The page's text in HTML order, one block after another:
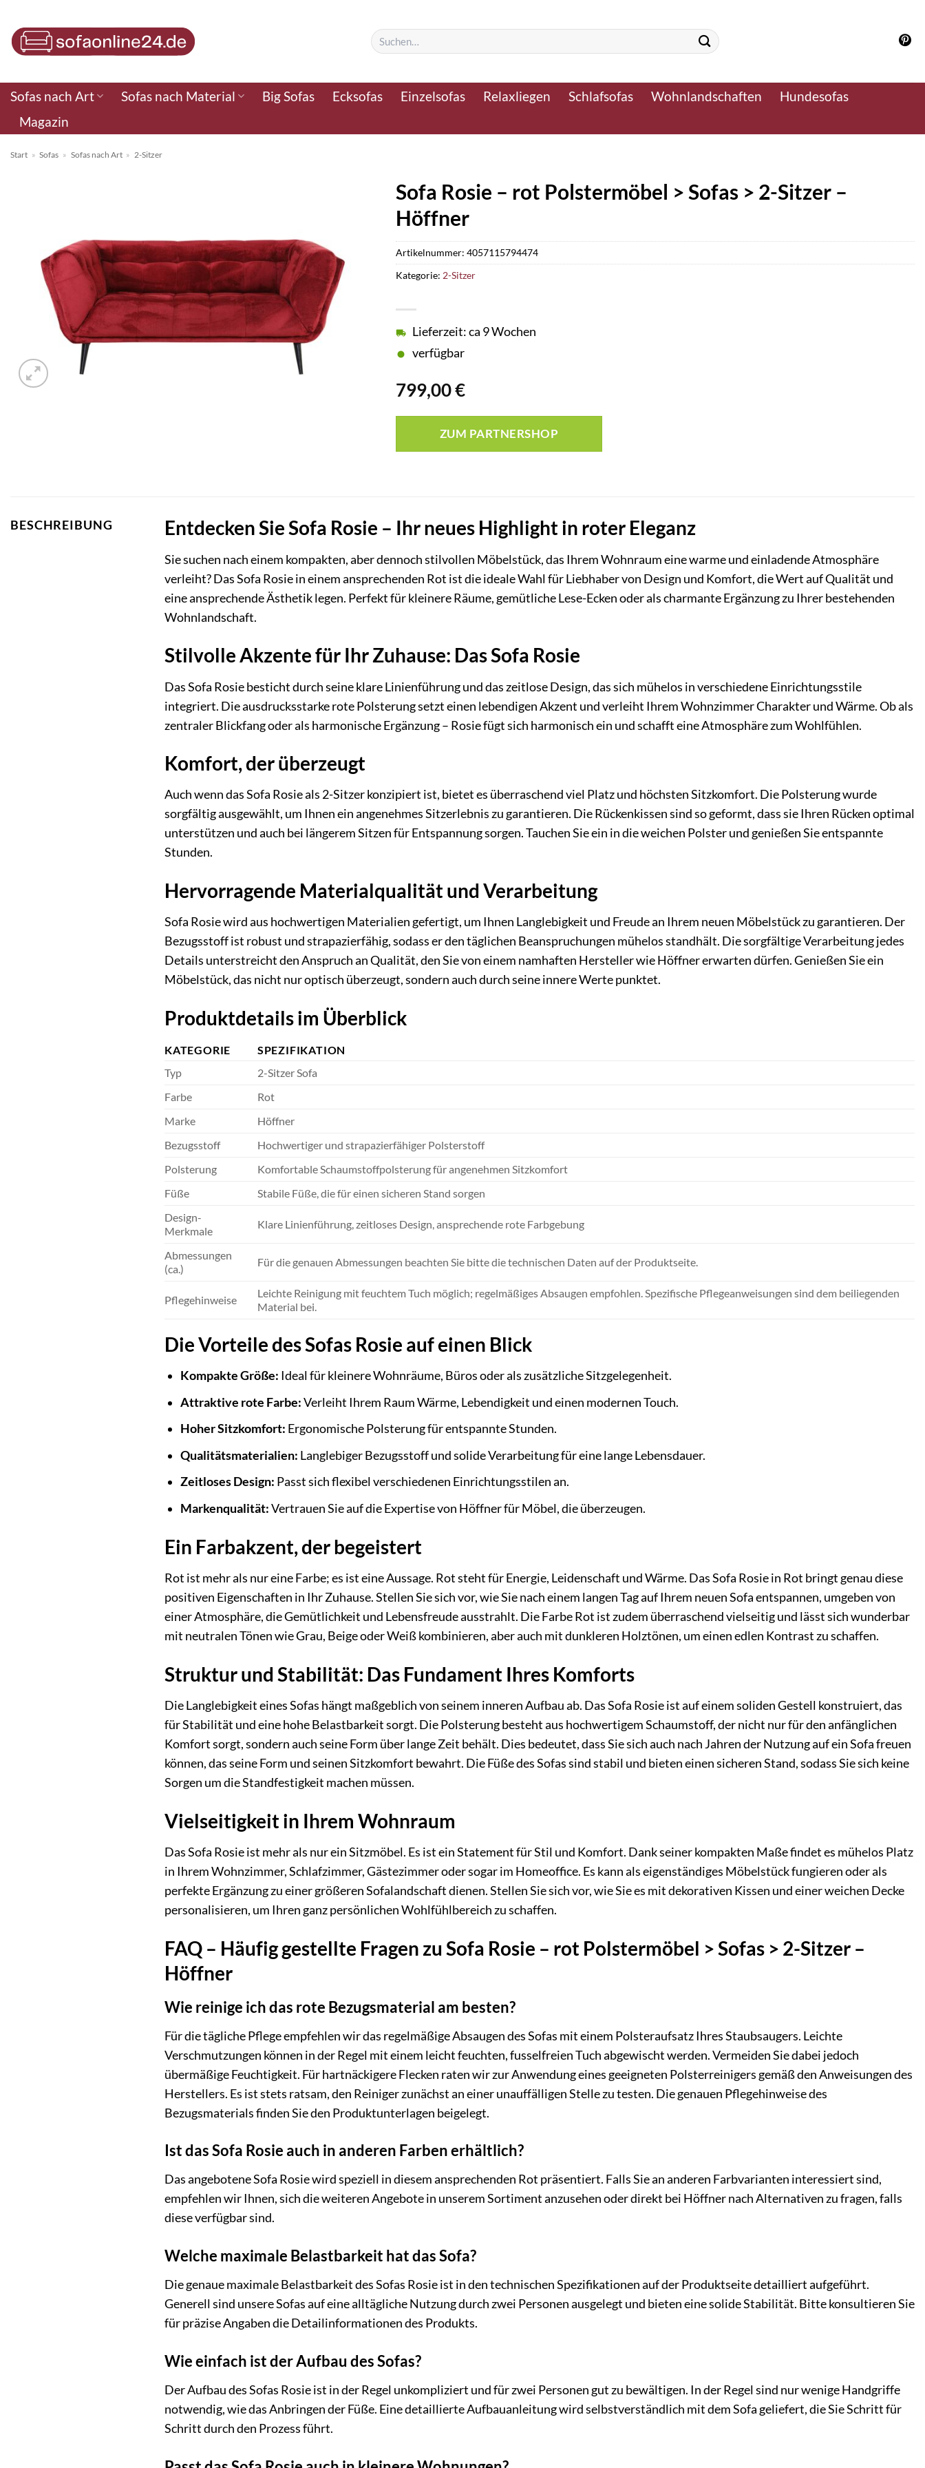
Inhalt
springen
Suchen
nach:
Sofas nach Art Sofas nach Material Big Sofas Ecksofas Einzelsofas Relaxliegen Schlafsofas Wohnlandschaften
Hundesofas
Magazin
Start » Sofas » Sofas nach Art » 2-Sitzer
Sofa Rosie – rot Polstermöbel > Sofas > 2-Sitzer –
Höffner
799,00€
Lieferzeit: ca 9 Wochen
verfügbar
ZUM PARTNERSHOP
Artikelnummer: 4057115794474
Kategorie: 2-Sitzer
BESCHREIBUNG Entdecken Sie Sofa Rosie – Ihr neues Highlight in roter Eleganz
Sie suchen nach einem kompakten, aber dennoch stilvollen Möbelstück, das Ihrem Wohnraum eine warme und einladende Atmosphäre
verleiht? Das Sofa Rosie in einem ansprechenden Rot ist die ideale Wahl für Liebhaber von Design und Komfort, die Wert auf Qualität und
eine ansprechende Ästhetik legen. Perfekt für kleinere Räume, gemütliche Lese-Ecken oder als charmante Ergänzung zu Ihrer bestehenden
Wohnlandschaft.
Stilvolle Akzente für Ihr Zuhause: Das Sofa Rosie
Das Sofa Rosie besticht durch seine klare Linienführung und das zeitlose Design, das sich mühelos in verschiedene Einrichtungsstile
integriert. Die ausdrucksstarke rote Polsterung setzt einen lebendigen Akzent und verleiht Ihrem Wohnzimmer Charakter und Wärme. Ob als
zentraler Blickfang oder als harmonische Ergänzung – Rosie fügt sich harmonisch ein und schafft eine Atmosphäre zum Wohlfühlen.
Komfort, der überzeugt
Auch wenn das Sofa Rosie als 2-Sitzer konzipiert ist, bietet es überraschend viel Platz und höchsten Sitzkomfort. Die Polsterung wurde
sorgfältig ausgewählt, um Ihnen ein angenehmes Sitzerlebnis zu garantieren. Die Rückenkissen sind so geformt, dass sie Ihren Rücken optimal
unterstützen und auch bei längerem Sitzen für Entspannung sorgen. Tauchen Sie ein in die weichen Polster und genießen Sie entspannte
Stunden.
Hervorragende Materialqualität und Verarbeitung
Sofa Rosie wird aus hochwertigen Materialien gefertigt, um Ihnen Langlebigkeit und Freude an Ihrem neuen Möbelstück zu garantieren. Der
Bezugsstoff ist robust und strapazierfähig, sodass er den täglichen Beanspruchungen mühelos standhält. Die sorgfältige Verarbeitung jedes
Details unterstreicht den Anspruch an Qualität, den Sie von einem namhaften Hersteller wie Höffner erwarten dürfen. Genießen Sie ein
Möbelstück, das nicht nur optisch überzeugt, sondern auch durch seine innere Werte punktet.
Produktdetails im Überblick
KATEGORIE
SPEZIFIKATION
Typ
2-Sitzer Sofa
Farbe
Rot
Marke
Höffner
Bezugsstoff
Hochwertiger und strapazierfähiger Polsterstoff
Polsterung
Komfortable Schaumstoffpolsterung für angenehmen Sitzkomfort
Füße
Stabile Füße, die für einen sicheren Stand sorgen
Design-
Merkmale
Klare Linienführung, zeitloses Design, ansprechende rote Farbgebung
Abmessungen
(ca.)
Für die genauen Abmessungen beachten Sie bitte die technischen Daten auf der Produktseite.
Pflegehinweise
Leichte Reinigung mit feuchtem Tuch möglich; regelmäßiges Absaugen empfohlen. Spezifische Pflegeanweisungen sind dem beiliegenden
Material bei.
Die Vorteile des Sofas Rosie auf einen Blick
Kompakte Größe: Ideal für kleinere Wohnräume, Büros oder als zusätzliche Sitzgelegenheit.
Attraktive rote Farbe:Verleiht Ihrem Raum Wärme, Lebendigkeit und einen modernen Touch.
Hoher Sitzkomfort: Ergonomische Polsterung für entspannte Stunden.
Qualitätsmaterialien: Langlebiger Bezugsstoff und solide Verarbeitung für eine lange Lebensdauer.
Zeitloses Design: Passt sich flexibel verschiedenen Einrichtungsstilen an.
Markenqualität:Vertrauen Sie auf die Expertise von Höffner für Möbel, die überzeugen.
Ein Farbakzent, der begeistert
Rot ist mehr als nur eine Farbe; es ist eine Aussage. Rot steht für Energie, Leidenschaft und Wärme. Das Sofa Rosie in Rot bringt genau diese
positiven Eigenschaften in Ihr Zuhause. Stellen Sie sich vor, wie Sie nach einem langen Tag auf Ihrem neuen Sofa entspannen, umgeben von
einer Atmosphäre, die Gemütlichkeit und Lebensfreude ausstrahlt. Die Farbe Rot ist zudem überraschend vielseitig und lässt sich wunderbar
mit neutralen Tönen wie Grau, Beige oder Weiß kombinieren, aber auch mit dunkleren Holztönen, um einen edlen Kontrast zu schaffen.
Struktur und Stabilität: Das Fundament Ihres Komforts
Die Langlebigkeit eines Sofas hängt maßgeblich von seinem inneren Aufbau ab. Das Sofa Rosie ist auf einem soliden Gestell konstruiert, das
für Stabilität und eine hohe Belastbarkeit sorgt. Die Polsterung besteht aus hochwertigem Schaumstoff, der nicht nur für den anfänglichen
Komfort sorgt, sondern auch seine Form über lange Zeit behält. Dies bedeutet, dass Sie sich auch nach Jahren der Nutzung auf ein Sofa freuen
können, das seine Form und seinen Sitzkomfort bewahrt. Die Füße des Sofas sind stabil und bieten einen sicheren Stand, sodass Sie sich keine
Sorgen um die Standfestigkeit machen müssen.
Vielseitigkeit in Ihrem Wohnraum
Das Sofa Rosie ist mehr als nur ein Sitzmöbel. Es ist ein Statement für Stil und Komfort. Dank seiner kompakten Maße findet es mühelos Platz
in Ihrem Wohnzimmer, Schlafzimmer, Gästezimmer oder sogar im Homeoffice. Es kann als eigenständiges Möbelstück fungieren oder als
perfekte Ergänzung zu einer größeren Sofalandschaft dienen. Stellen Sie sich vor, wie Sie es mit dekorativen Kissen und einer weichen Decke
personalisieren, um Ihren ganz persönlichen Wohlfühlbereich zu schaffen.
FAQ – Häufig gestellte Fragen zu Sofa Rosie – rot Polstermöbel > Sofas > 2-Sitzer –
Höffner
Wie reinige ich das rote Bezugsmaterial am besten?
Für die tägliche Pflege empfehlen wir das regelmäßige Absaugen des Sofas mit einem Polsteraufsatz Ihres Staubsaugers. Leichte
Verschmutzungen können in der Regel mit einem leicht feuchten, fusselfreien Tuch abgewischt werden. Vermeiden Sie dabei jedoch
übermäßige Feuchtigkeit. Für hartnäckigere Flecken raten wir zur Anwendung eines geeigneten Polsterreinigers gemäß den Anweisungen des
Herstellers. Es ist stets ratsam, den Reiniger zunächst an einer unauffälligen Stelle zu testen. Die genauen Pflegehinweise des
Bezugsmaterials finden Sie den Produktunterlagen beigelegt.
Ist das Sofa Rosie auch in anderen Farben erhältlich?
Das angebotene Sofa Rosie wird speziell in diesem ansprechenden Rot präsentiert. Falls Sie an anderen Farbvarianten interessiert sind,
empfehlen wir Ihnen, sich die weiteren Angebote in unserem Sortiment anzusehen oder direkt bei Höffner nach Alternativen zu fragen, falls
diese verfügbar sind.
Welche maximale Belastbarkeit hat das Sofa?
Die genaue maximale Belastbarkeit des Sofas Rosie ist in den technischen Spezifikationen auf der Produktseite detailliert aufgeführt.
Generell sind unsere Sofas auf eine alltägliche Nutzung durch zwei Personen ausgelegt und bieten eine solide Stabilität. Bitte konsultieren Sie
für präzise Angaben die Detailinformationen des Produkts.
Wie einfach ist der Aufbau des Sofas?
Der Aufbau des Sofas Rosie ist in der Regel unkompliziert und für zwei Personen gut zu bewältigen. In der Regel sind nur wenige Handgriffe
notwendig, wie das Anbringen der Füße. Eine detaillierte Aufbauanleitung wird selbstverständlich mit dem Sofa geliefert, die Sie Schritt für
Schritt durch den Prozess führt.